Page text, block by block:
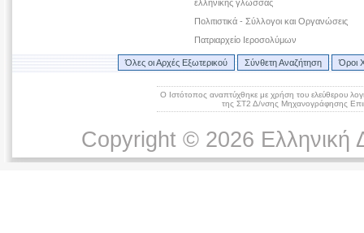
ελληνικής γλώσσας
Πολιτιστικά - Σύλλογοι και Οργανώσεις
Πατριαρχείο Ιεροσολύμων
Όλες οι Αρχές Εξωτερικού Σύνθετη Αναζήτηση Όροι
Ο Ιστότοπος αναπτύχθηκε με χρήση του ελεύθερου
της ΣΤ2 Δ/νσης Μηχανογράφησης
Copyright © 2026